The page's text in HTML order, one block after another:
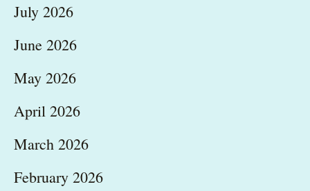
July 2026
June 2026
May 2026
April 2026
March 2026
February 2026